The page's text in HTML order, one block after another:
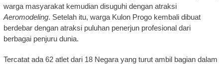
warga masyarakat kemudian disuguhi dengan atraksi
Aeromodeling. Setelah itu, warga Kulon Progo kembali dibuat
berdebar dengan atraksi puluhan penerjun profesional dari
berbagai penjuru dunia.
Tercatat ada 62 atlet dari 18 Negara yang turut ambil bagian dalam